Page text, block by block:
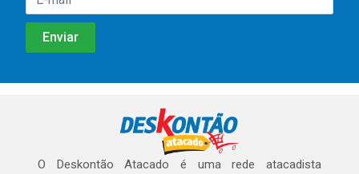
O Deskontão Atacado é uma rede atacadista